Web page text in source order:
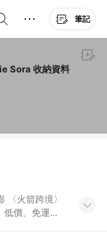
筆記
Sora 收納資料
火箭跨境〉
低價、免運，